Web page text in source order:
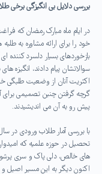
بررسی دلایل بی انگیزگی برخی
در ایام ماه مبارک رمضان که
خود را برای ارائه مشاوره به
سوالاتشان پیام دادند، انگیزه
اکثریت آنان از وضعیت طلبگی
گرچه گرفتن چنین تصمیمی برای
پیش رو به آن می اندیشیدند.
با بررسی آمار طلاب ورودی در
تحصیل در حوزه علمیه که
های خالص، دلی پاک و سری پرشور
اکنون دیگر به این مسیر اصیل